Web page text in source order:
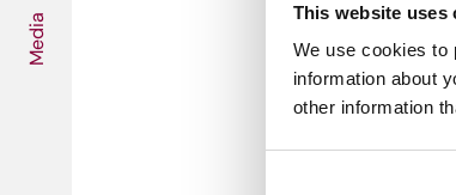
This website uses
We use cookies to
information about
other information
Media
Media
Giselle
Veeningen
Primeur! Een uniek